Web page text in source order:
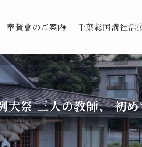
奉賛會のご案内 千葉総国講社活
大祭 三人の教師、 初